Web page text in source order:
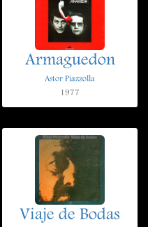
Armaguedon
Astor Piazzolla
1977
Viaje de Bodas